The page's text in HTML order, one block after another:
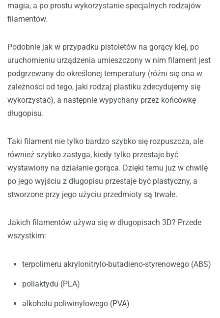
magia, a po prostu wykorzystanie specjalnych rodzajów
filamentów.
Podobnie jak w przypadku pistoletów na gorący klej, po
uruchomieniu urządzenia umieszczony w nim filament jest
podgrzewany do określonej temperatury (różni się ona w
zależności od tego, jaki rodzaj plastiku zdecydujemy się
wykorzystać), a następnie wypychany przez końcówkę
długopisu.
Taki filament nie tylko bardzo szybko się rozpuszcza, ale
również szybko zastyga, kiedy tylko przestaje być
wystawiony na działanie gorąca. Dzięki temu już w chwilę
po jego wyjściu z długopisu przestaje być plastyczny, a
stworzone przy jego użyciu przedmioty są trwałe.
Jakich filamentów używa się w długopisach 3D? Przede
wszystkim:
terpolimeru akrylonitrylo-butadieno-styrenowego (ABS)
poliaktydu (PLA)
alkoholu poliwinylowego (PVA)